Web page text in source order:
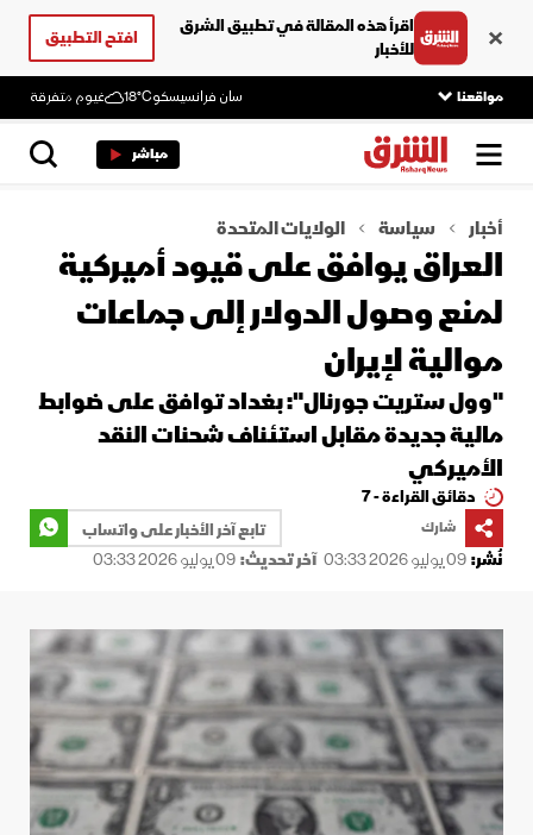
اقرأ هذه المقالة في تطبيق الشرق
للأخبار
افتح التطبيق
مواقعنا سان فرانسيسكو18°C غيوم متفرقة
مباشر
أخبار سياسة الولايات المتحدة
العراق يوافق على قيود أميركية
لمنع وصول الدولار إلى جماعات
موالية لإيران
"وول ستريت جورنال": بغداد توافق على ضوابط
مالية جديدة مقابل استئناف شحنات النقد
الأميركي
دقائق القراءة - 7
شارك
تابع آخر الأخبار على واتساب
نُشر:09 يوليو 2026 03:33 آخر تحديث:09 يوليو 2026 03:33